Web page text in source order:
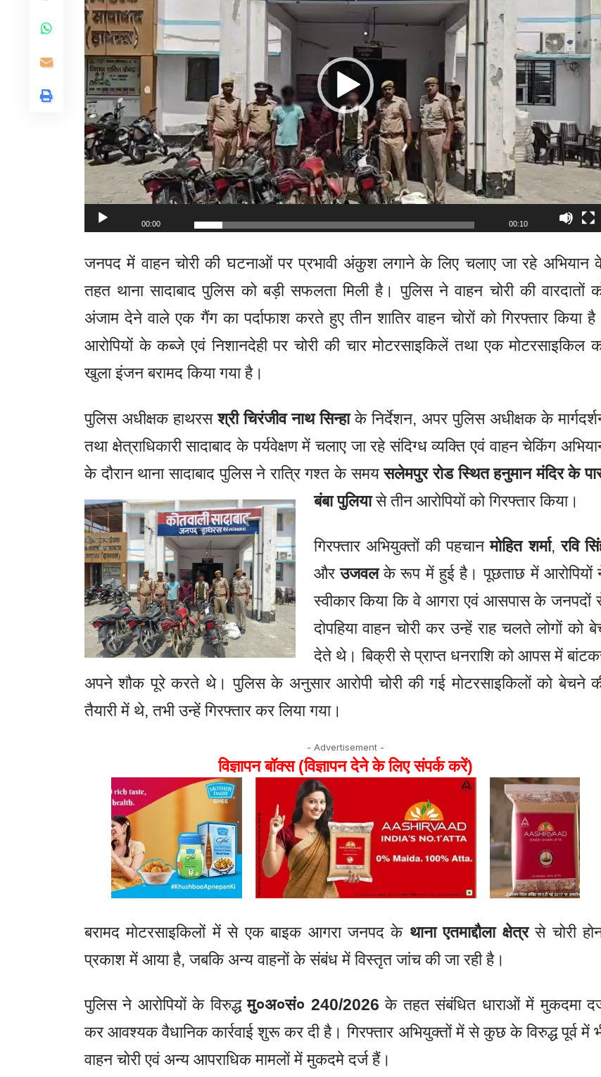
00:00 00:10
जनपद में वाहन चोरी की घटनाओं पर प्रभावी अंकुश लगाने के लिए चलाए जा रहे अभियान
तहत थाना सादाबाद पुलिस को बड़ी सफलता मिली है। पुलिस ने वाहन चोरी की वारदातों
अंजाम देने वाले एक गैंग का पर्दाफाश करते हुए तीन शातिर वाहन चोरों को गिरफ्तार किया
आरोपियों के कब्जे एवं निशानदेही पर चोरी की चार मोटरसाइकिलें तथा एक मोटरसाइकिल
खुला इंजन बरामद किया गया है।
पुलिस अधीक्षक हाथरसश्री चिरंजीव नाथ सिन्हाके निर्देशन, अपर पुलिस अधीक्षक के
तथा क्षेत्राधिकारी सादाबाद के पर्यवेक्षण में चलाए जा रहे संदिग्ध व्यक्ति एवं वाहन चेकिंग
के दौरान थाना सादाबाद पुलिस ने रात्रि गश्त के समयसलेमपुर रोड स्थित हनुमान मंदिर के
बंबा पुलियासे तीन आरोपियों को गिरफ्तार किया।
गिरफ्तार अभियुक्तों की पहचानमोहित शर्मा,रवि
औरउजवलके रूप में हुई है। पूछताछ में आरोपियों
स्वीकार किया कि वे आगरा एवं आसपास के जनपदों
दोपहिया वाहन चोरी कर उन्हें राह चलते लोगों को
देते थे। बिक्री से प्राप्त धनराशि को आपस में
अपने शौक पूरे करते थे। पुलिस के अनुसार आरोपी चोरी की गई मोटरसाइकिलों को बेचने
तैयारी में थे, तभी उन्हें गिरफ्तार कर लिया गया।
- Advertisement -
विज्ञापन बॉक्स (विज्ञापन देने के लिए संपर्क करें)
बरामद मोटरसाइकिलों में से एक बाइक आगरा जनपद के थाना एतमाद्दौला क्षेत्रसे चोरी
प्रकाश में आया है, जबकि अन्य वाहनों के संबंध में विस्तृत जांच की जा रही है।
पुलिस ने आरोपियों के विरुद्धमु०अ०सं० 240/2026 के तहत संबंधित धाराओं में मुकदमा
कर आवश्यक वैधानिक कार्रवाई शुरू कर दी है। गिरफ्तार अभियुक्तों में से कुछ के विरुद्ध पूर्व में
वाहन चोरी एवं अन्य आपराधिक मामलों में मुकदमे दर्ज हैं।